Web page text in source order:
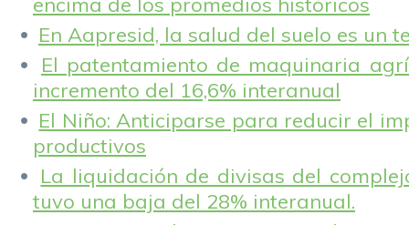
En Aapresid, la salud del suelo es un
El patentamiento de maquinaria
incremento del 16,6% interanual
El Niño: Anticiparse para reducir el
productivos
La liquidación de divisas del
tuvo una baja del 28% interanual.